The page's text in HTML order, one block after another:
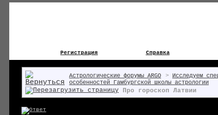
Регистрация Справка
Астрологические форумы ARGO > Исследуем
особенностей Гамбургской школы астрологии
Про гороскоп Латвии